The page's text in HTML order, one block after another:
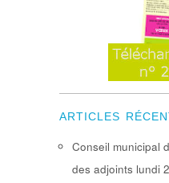
ARTICLES
Conseil municipal
des adjoints lundi